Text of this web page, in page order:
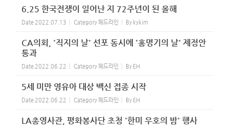
6.25 한국전쟁이 일어난 지 72주년이 된 올해
Date 2022.07.13 Category헤드라인 By kykim
CA의회, '직지의 날' 선포 동시에 '홍명기의 날' 제정안
통과
Date 2022.06.22 Category헤드라인 By EH
5세 미만 영유아 대상 백신 접종 시작
Date 2022.06.22 Category헤드라인 By EH
LA총영사관, 평화봉사단 초청 '한미 우호의 밤' 행사